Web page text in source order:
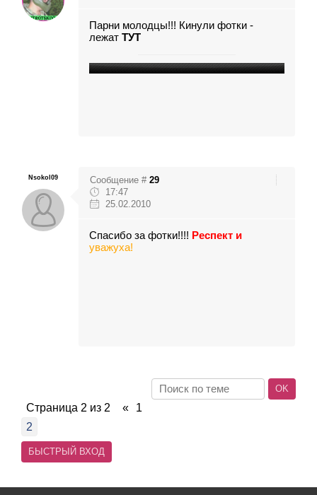
Парни молодцы!!! Кинули фотки -
лежат ТУТ
Nsokol09 Сообщение # 29
17:47
25.02.2010
Спасибо за фотки!!!! Респект и
уважуха!
Страница 2 из 2 «
1
2